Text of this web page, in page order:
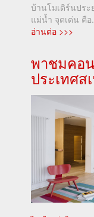
บ้านโมเดิร์นปร
แม่น้ำ จุดเด่น คือ
อ่านต่อ >>>
พาชมคอ
ประเทศส